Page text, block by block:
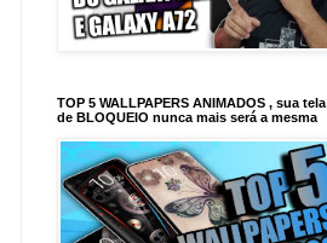
TOP 5 WALLPAPERS ANIMADOS , sua tela
de BLOQUEIO nunca mais será a mesma